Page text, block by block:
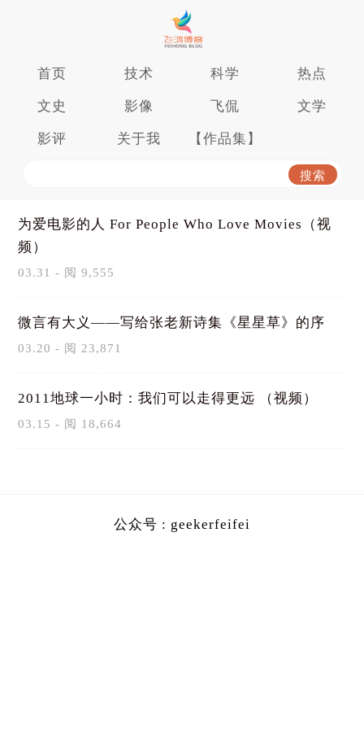
首页 技术 科学 热点
文史 影像 飞侃 文学
影评 关于我 【作品集】
为爱电影的人 For People Who Love Movies（视
频）
03.31 - 阅 9,555
微言有大义——写给张老新诗集《星星草》的序
03.20 - 阅 23,871
2011地球一小时：我们可以走得更远 （视频）
03.15 - 阅 18,664
公众号 : geekerfeifei